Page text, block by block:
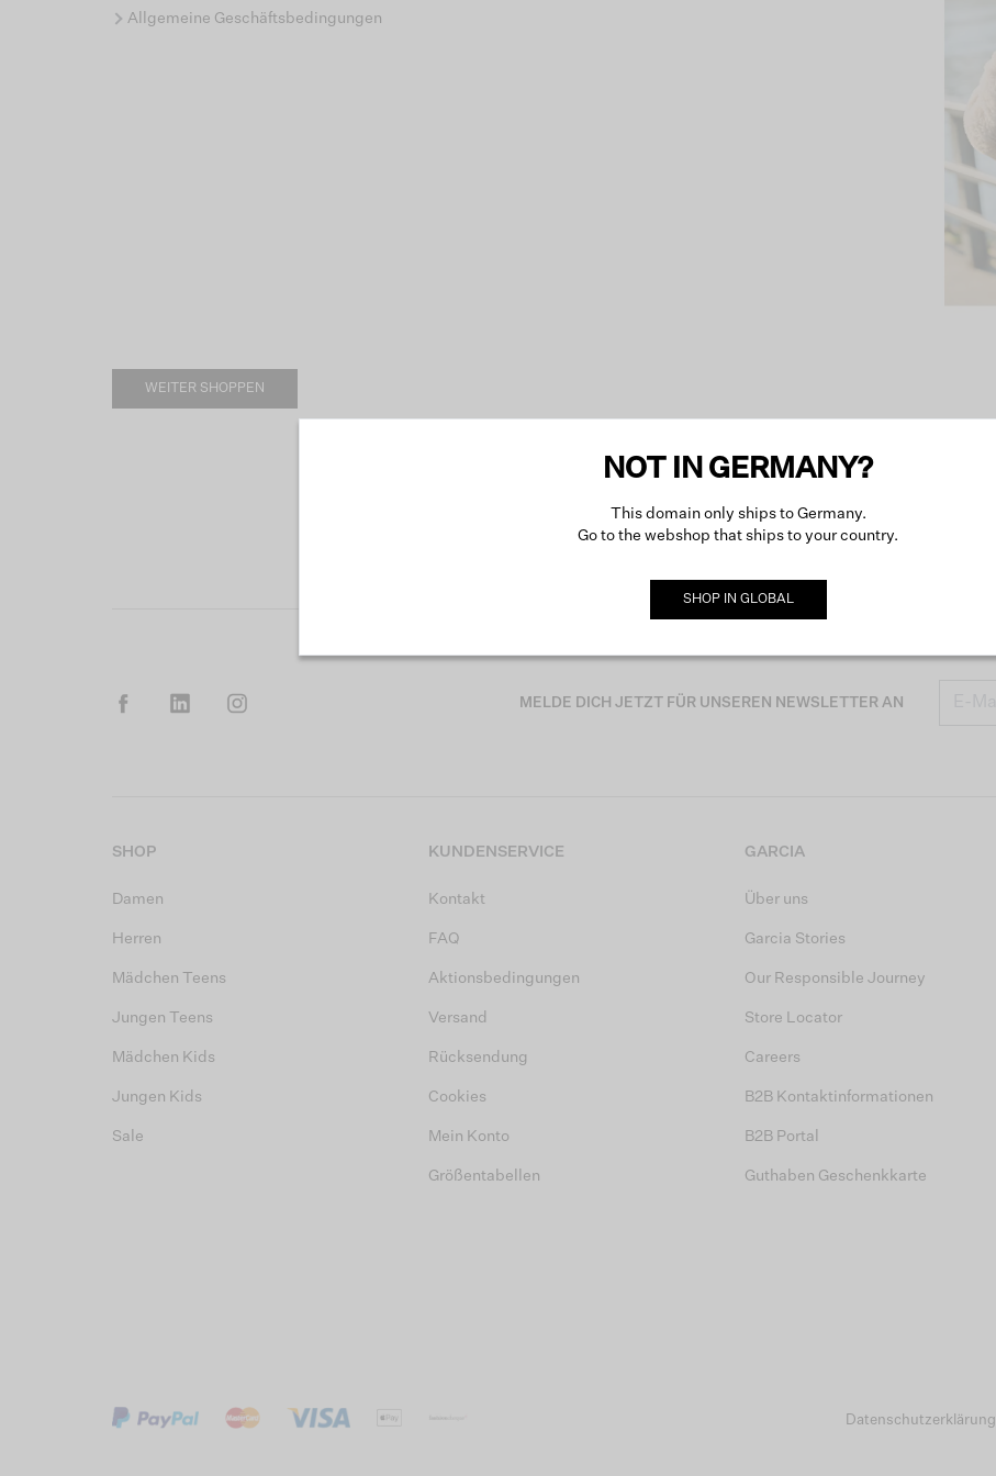
Allgemeine Geschäftsbedingungen
WEITER SHOPPEN
MELDE DICH JETZT FÜR UNSEREN NEWSLETTER AN
SHOP
Damen
Herren
Mädchen Teens
Jungen Teens
Mädchen Kids
Jungen Kids
Sale
KUNDENSERVICE
Kontakt
FAQ
Aktionsbedingungen
Versand
Rücksendung
Cookies
Mein Konto
Größentabellen
GARCIA
Über uns
Garcia Stories
Our Responsible Journey
Store Locator
Careers
B2B Kontaktinformationen
B2B Portal
Guthaben Geschenkkarte
Datenschutzerklärung
NOT IN GERMANY?
This domain only ships to Germany.
Go to the webshop that ships to your country.
SHOP IN GLOBAL